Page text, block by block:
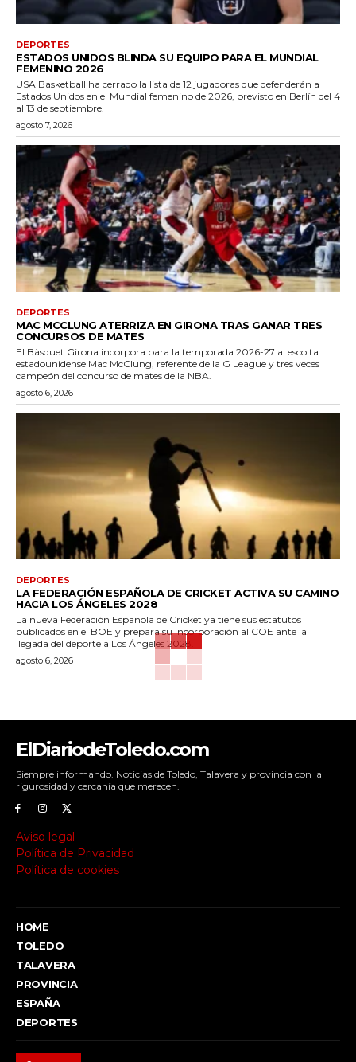
DEPORTES
ESTADOS UNIDOS BLINDA SU EQUIPO PARA EL MUNDIAL
FEMENINO 2026
USA Basketball ha cerrado la lista de 12 jugadoras que defenderán a
Estados Unidos en el Mundial femenino de 2026, previsto en Berlín del 4
al 13 de septiembre.
agosto 7, 2026
DEPORTES
MAC MCCLUNG ATERRIZA EN GIRONA TRAS GANAR TRES
CONCURSOS DE MATES
El Bàsquet Girona incorpora para la temporada 2026-27 al escolta
estadounidense Mac McClung, referente de la G League y tres veces
campeón del concurso de mates de la NBA.
agosto 6, 2026
DEPORTES
LA FEDERACIÓN ESPAÑOLA DE CRICKET ACTIVA SU CAMINO
HACIA LOS ÁNGELES 2028
La nueva Federación Española de Cricket ya tiene sus estatutos
publicados en el BOE y prepara su incorporación al COE ante la
llegada del deporte a Los Ángeles 2028.
agosto 6, 2026
ElDiariodeToledo.com
Siempre informando. Noticias de Toledo, Talavera y provincia con la
rigurosidad y cercanía que merecen.
Aviso legal
Política de Privacidad
Política de cookies
HOME
TOLEDO
TALAVERA
PROVINCIA
ESPAÑA
DEPORTES